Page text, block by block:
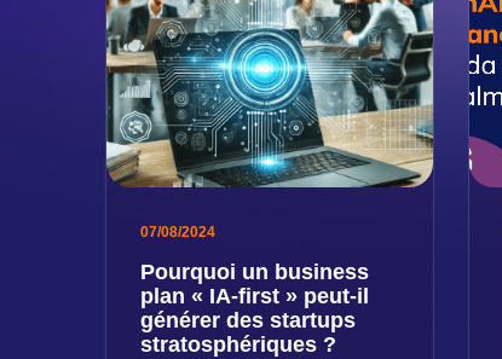
07/08/2024
Pourquoi un business
plan « IA-first » peut-il
générer des startups
stratosphériques ?